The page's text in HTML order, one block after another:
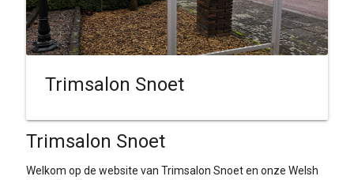
Trimsalon Snoet
Trimsalon Snoet
Welkom op de website van Trimsalon Snoet en onze Welsh